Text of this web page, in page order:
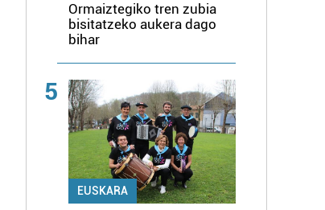
Ormaiztegiko tren zubia
bisitatzeko aukera dago
bihar
5
EUSKARA